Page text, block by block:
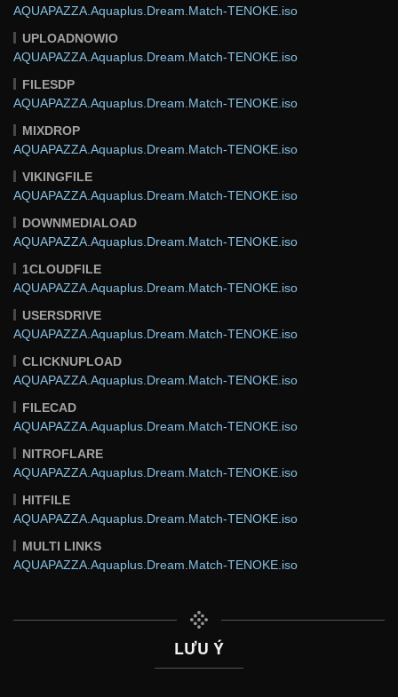
AQUAPAZZA.Aquaplus.Dream.Match-TENOKE.iso
UPLOADNOWIO
AQUAPAZZA.Aquaplus.Dream.Match-TENOKE.iso
FILESDP
AQUAPAZZA.Aquaplus.Dream.Match-TENOKE.iso
MIXDROP
AQUAPAZZA.Aquaplus.Dream.Match-TENOKE.iso
VIKINGFILE
AQUAPAZZA.Aquaplus.Dream.Match-TENOKE.iso
DOWNMEDIALOAD
AQUAPAZZA.Aquaplus.Dream.Match-TENOKE.iso
1CLOUDFILE
AQUAPAZZA.Aquaplus.Dream.Match-TENOKE.iso
USERSDRIVE
AQUAPAZZA.Aquaplus.Dream.Match-TENOKE.iso
CLICKNUPLOAD
AQUAPAZZA.Aquaplus.Dream.Match-TENOKE.iso
FILECAD
AQUAPAZZA.Aquaplus.Dream.Match-TENOKE.iso
NITROFLARE
AQUAPAZZA.Aquaplus.Dream.Match-TENOKE.iso
HITFILE
AQUAPAZZA.Aquaplus.Dream.Match-TENOKE.iso
MULTI LINKS
AQUAPAZZA.Aquaplus.Dream.Match-TENOKE.iso
LƯU Ý